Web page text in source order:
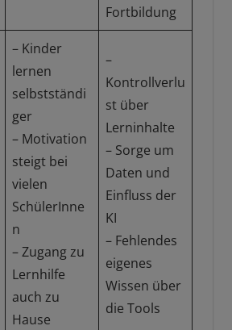
Fortbildung
– Kinder
lernen
selbstständi
ger
– Motivation
steigt bei
vielen
SchülerInne
n
– Zugang zu
Lernhilfe
auch zu
Hause
–
Kontrollverlu
st über
Lerninhalte
– Sorge um
Daten und
Einfluss der
KI
– Fehlendes
eigenes
Wissen über
die Tools